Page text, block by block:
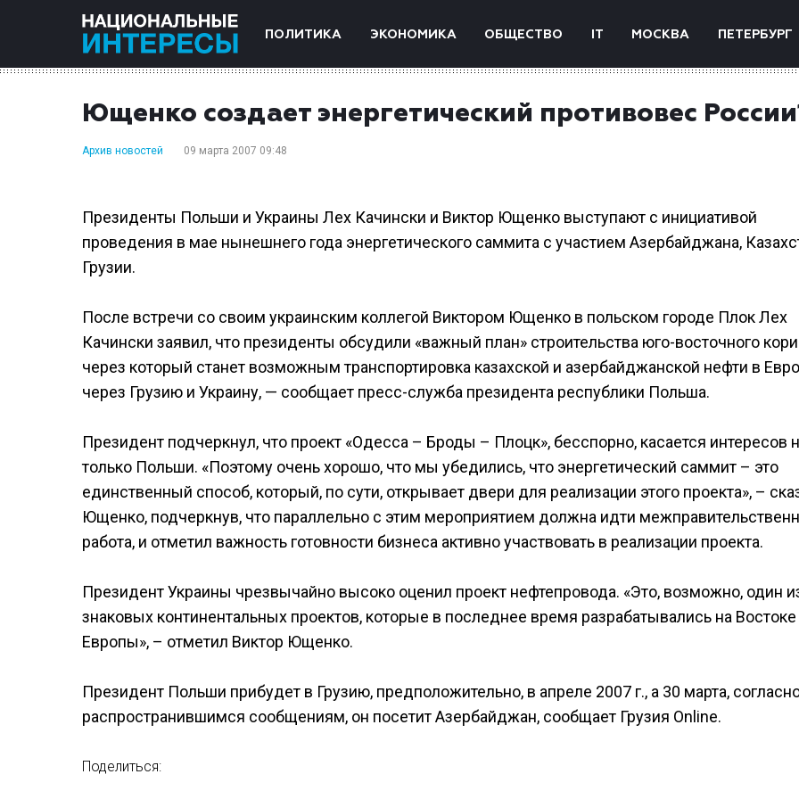
ПОЛИТИКА ЭКОНОМИКА ОБЩЕСТВО IT МОСКВА ПЕТЕРБУРГ
Ющенко создает энергетический противовес
Архив новостей 09 марта 2007 09:48
Президенты Польши и Украины Лех Качински и Виктор Ющенко выступают с инициативой
проведения в мае нынешнего года энергетического саммита с участием Азербайджана,
Грузии.
После встречи со своим украинским коллегой Виктором Ющенко в польском городе Плок Лех
Качински заявил, что президенты обсудили «важный план» строительства юго-восточного
через который станет возможным транспортировка казахской и азербайджанской нефти в
через Грузию и Украину, — сообщает пресс-служба президента республики Польша.
Президент подчеркнул, что проект «Одесса – Броды – Плоцк», бесспорно, касается интересов
только Польши. «Поэтому очень хорошо, что мы убедились, что энергетический саммит – это
единственный способ, который, по сути, открывает двери для реализации этого проекта», –
Ющенко, подчеркнув, что параллельно с этим мероприятием должна идти
работа, и отметил важность готовности бизнеса активно участвовать в реализации проекта.
Президент Украины чрезвычайно высоко оценил проект нефтепровода. «Это, возможно, один
знаковых континентальных проектов, которые в последнее время разрабатывались на Востоке
Европы», – отметил Виктор Ющенко.
Президент Польши прибудет в Грузию, предположительно, в апреле 2007 г., а 30 марта,
распространившимся сообщениям, он посетит Азербайджан, сообщает Грузия Online.
Поделиться: